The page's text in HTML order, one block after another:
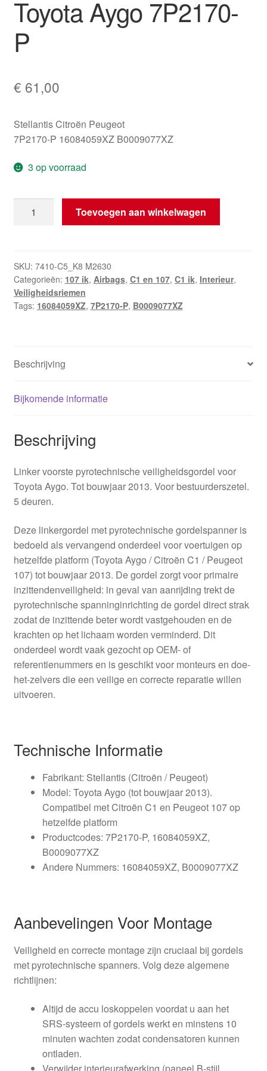
Toyota Aygo 7P2170-
P
€ 61,00
Stellantis Citroën Peugeot
7P2170-P 16084059XZ B0009077XZ
3 op voorraad
voorste
Aygo
7P2170-
P
aantal
Toevoegen aan winkelwagen
SKU: 7410-C5_K8 M2630
Categorieën: 107 ik, Airbags, C1 en 107, C1 ik, Interieur,
Veiligheidsriemen
Tags: 16084059XZ, 7P2170-P, B0009077XZ
Beschrijving
Bijkomende informatie
Beschrijving
Linker voorste pyrotechnische veiligheidsgordel voor
Toyota Aygo. Tot bouwjaar 2013. Voor bestuurderszetel.
5 deuren.
Deze linkergordel met pyrotechnische gordelspanner is
bedoeld als vervangend onderdeel voor voertuigen op
hetzelfde platform (Toyota Aygo / Citroën C1 / Peugeot
107) tot bouwjaar 2013. De gordel zorgt voor primaire
inzittendenveiligheid: in geval van aanrijding trekt de
pyrotechnische spanninginrichting de gordel direct strak
zodat de inzittende beter wordt vastgehouden en de
krachten op het lichaam worden verminderd. Dit
onderdeel wordt vaak gezocht op OEM- of
referentienummers en is geschikt voor monteurs en doe-
het-zelvers die een veilige en correcte reparatie willen
uitvoeren.
Technische Informatie
Fabrikant: Stellantis (Citroën / Peugeot)
Model: Toyota Aygo (tot bouwjaar 2013).
Compatibel met Citroën C1 en Peugeot 107 op
hetzelfde platform
Productcodes: 7P2170-P, 16084059XZ,
B0009077XZ
Andere Nummers: 16084059XZ, B0009077XZ
Aanbevelingen Voor Montage
Veiligheid en correcte montage zijn cruciaal bij gordels
met pyrotechnische spanners. Volg deze algemene
richtlijnen:
Altijd de accu loskoppelen voordat u aan het
SRS-systeem of gordels werkt en minstens 10
minuten wachten zodat condensatoren kunnen
ontladen.
Verwijder interieurafwerking (paneel B-stijl,